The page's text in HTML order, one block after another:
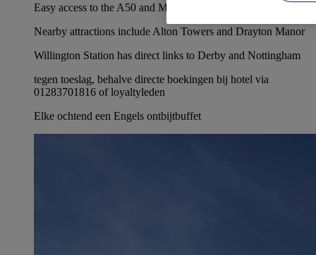
Easy access to the A50 and M1 motorway
Nearby attractions include Alton Towers and Drayton Manor
Willington Station has direct links to Derby and Nottingham
tegen toeslag, behalve directe boekingen bij hotel via
01283701816 of loyaltyleden
Elke ochtend een Engels ontbijtbuffet